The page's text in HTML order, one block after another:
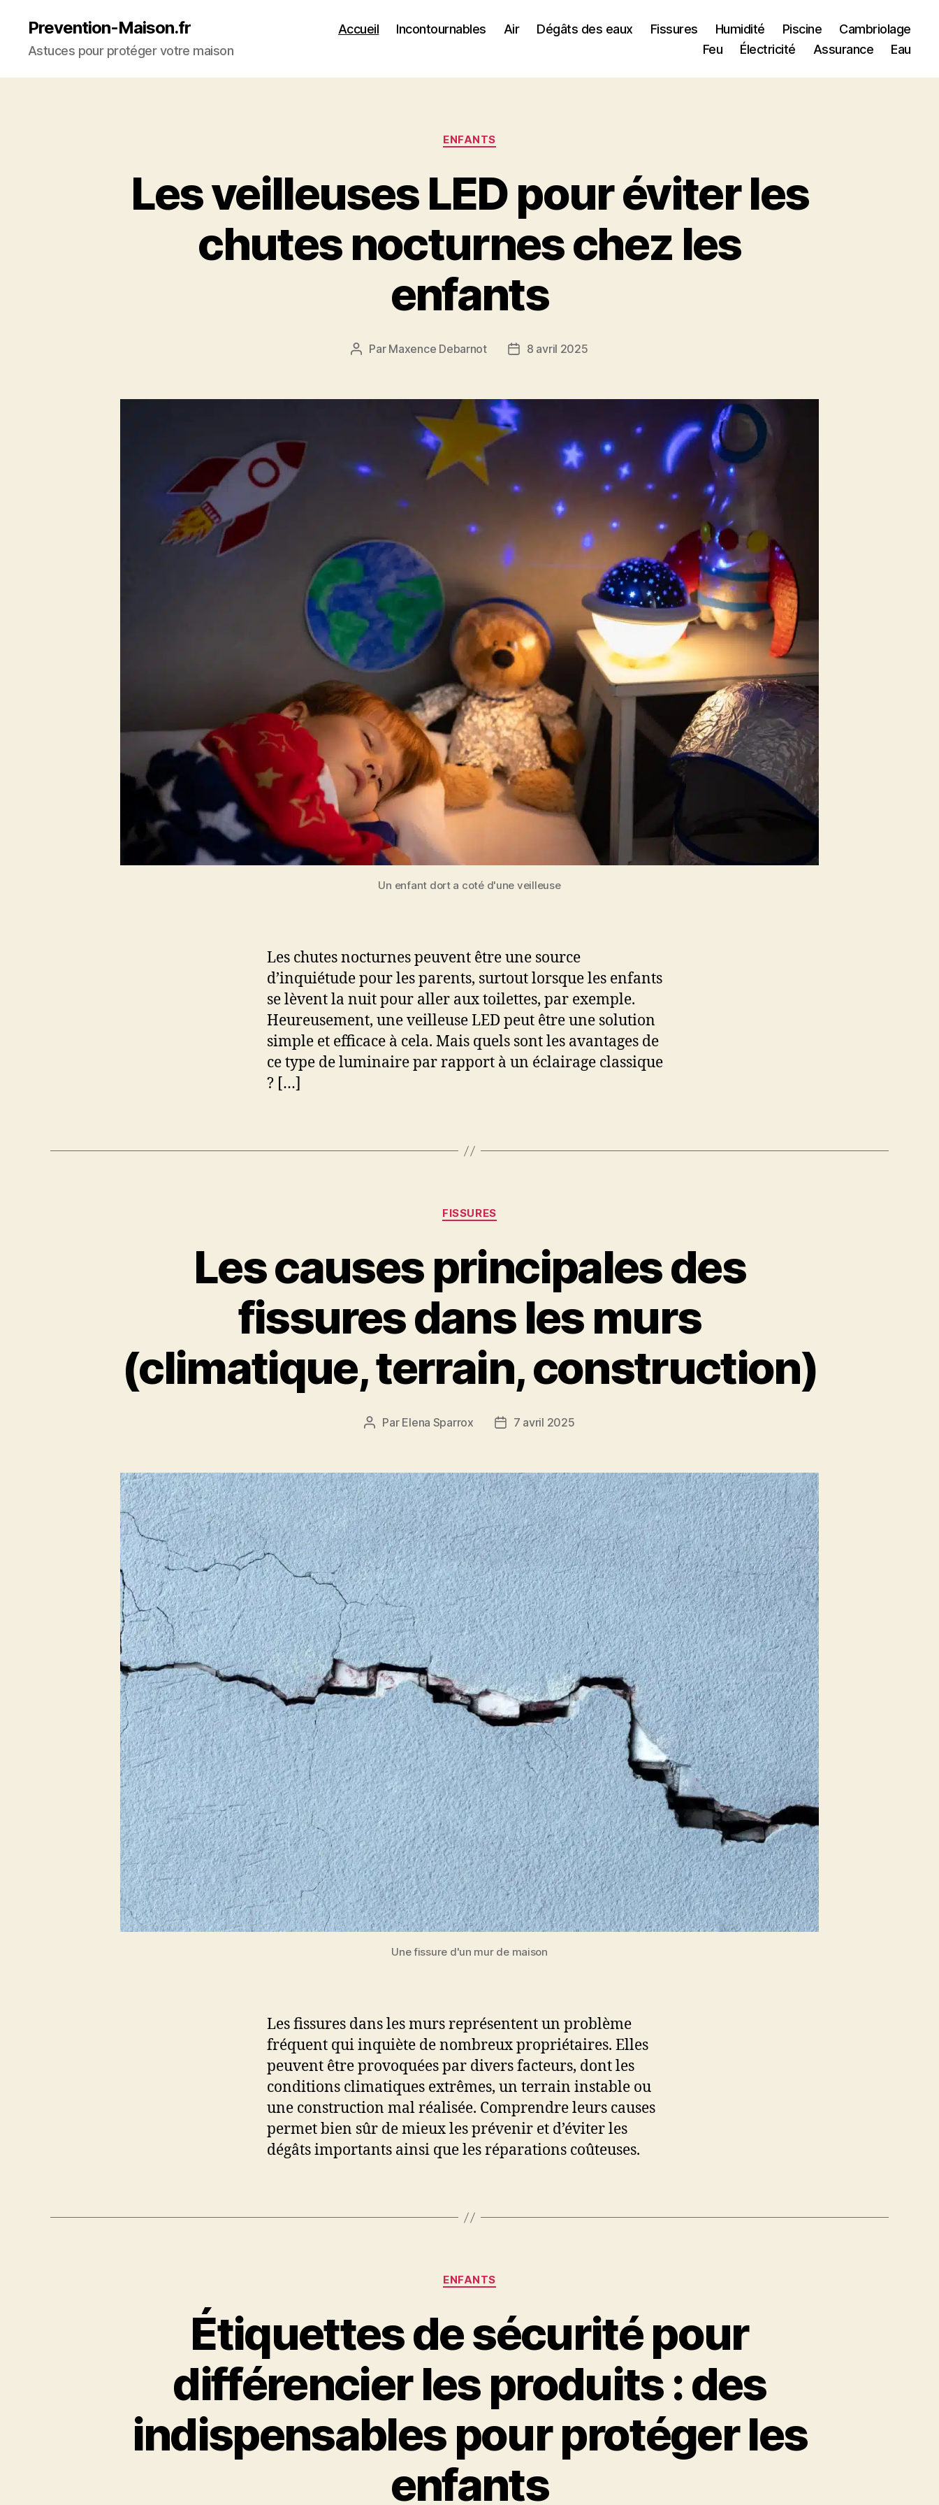
Prevention-Maison.fr
Astuces pour protéger votre maison
Accueil Incontournables Air Dégâts des eaux Fissures Humidité Piscine
Cambriolage
Feu
Électricité Assurance Eau
Catégories
ENFANTS
Les veilleuses LED pour éviter les
chutes nocturnes chez les
enfants
Auteur
Par Maxence Debarnot
Date8 avril 2025
Un enfant dort a coté d'une veilleuse
Les chutes nocturnes peuvent être une source
d’inquiétude pour les parents, surtout lorsque les enfants
se lèvent la nuit pour aller aux toilettes, par exemple.
Heureusement, une veilleuse LED peut être une solution
simple et efficace à cela. Mais quels sont les avantages de
ce type de luminaire par rapport à un éclairage classique
? […]
Catégories
FISSURES
Les causes principales des
fissures dans les murs
(climatique, terrain, construction)
Auteur
Par Elena Sparrox
Date7 avril 2025
Une fissure d'un mur de maison
Les fissures dans les murs représentent un problème
fréquent qui inquiète de nombreux propriétaires. Elles
peuvent être provoquées par divers facteurs, dont les
conditions climatiques extrêmes, un terrain instable ou
une construction mal réalisée. Comprendre leurs causes
permet bien sûr de mieux les prévenir et d’éviter les
dégâts importants ainsi que les réparations coûteuses.
Catégories
ENFANTS
Étiquettes de sécurité pour
différencier les produits : des
indispensables pour protéger les
enfants